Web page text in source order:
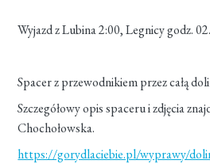
Wyjazd z Lubina 2:00, Legnicy godz.
Spacer z przewodnikiem przez całą
Szczegółowy opis spaceru i zdjęcia
Chochołowska.
https://gorydlaciebie.pl/wyprawy/